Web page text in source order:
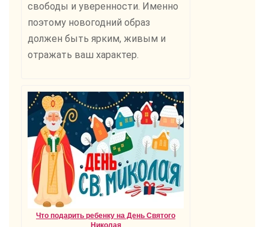
свободы и уверенности. Именно
поэтому новогодний образ
должен быть ярким, живым и
отражать ваш характер.
Что подарить ребенку на День Святого